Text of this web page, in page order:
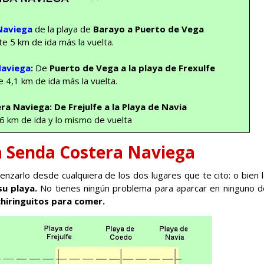
de la playa de Barayo a Puerto de Vega
5 km de ida más la vuelta.
: De Puerto de Vega a la playa de Frexulfe
4,1 km de ida más la vuelta.
Naviega: De Frejulfe a la Playa de Navia
km de ida y lo mismo de vuelta
Costera Naviega
desde cualquiera de los dos lugares que te cito: o bien
playa. No tienes ningún problema para aparcar en ninguno
para comer.